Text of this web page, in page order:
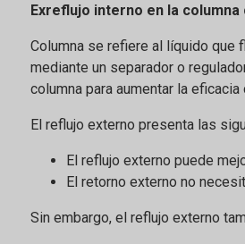
Exreflujo interno en la
Columna se refiere al líquido que
mediante un separador o
columna para aumentar la
El reflujo externo presenta las
El reflujo externo puede
El retorno externo no
Sin embargo, el reflujo externo